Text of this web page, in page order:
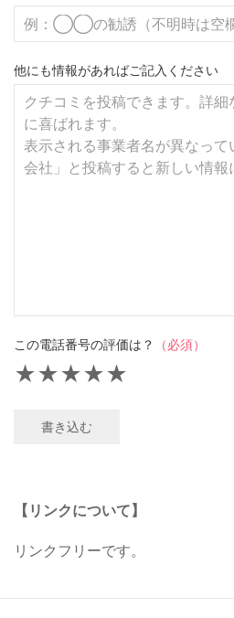
他にも情報があればご記入ください
この電話番号の評価は？ （必須）
★
★
★
★
★
書き込む
【リンクについて】
リンクフリーです。